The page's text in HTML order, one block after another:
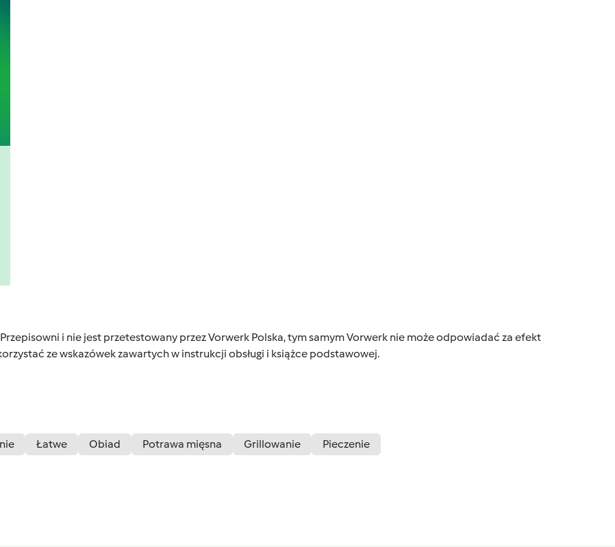
i nie jest przetestowany przez Vorwerk Polska, tym samym Vorwerk nie może odpowiadać za efekt
ze wskazówek zawartych w instrukcji obsługi i książce podstawowej.
Łatwe Obiad Potrawa mięsna Grillowanie Pieczenie